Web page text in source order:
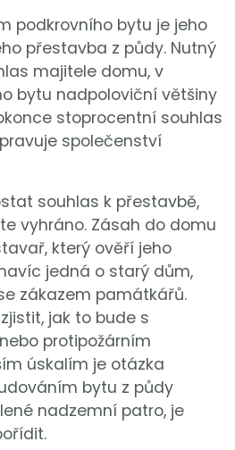
podkrovního bytu je jeho
přestavba z půdy. Nutný
majitele domu, v
bytu nadpoloviční většiny
stoprocentní souhlas
společenství
souhlas k přestavbě,
vyhráno. Zásah do domu
který ověří jeho
jedná o starý dům,
zákazem památkářů.
jak to bude s
protipožárním
úskalím je otázka
bytu z půdy
nadzemní patro, je